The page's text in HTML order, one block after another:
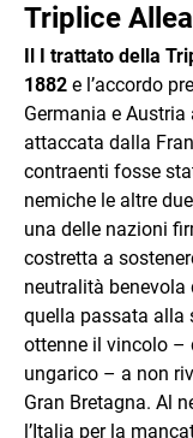
Triplice
Il I trattato della
1882 e l’accordo
Germania e
attaccata dalla
contraenti fosse
nemiche le altre
una delle nazioni
costretta a
neutralità benevola
quella passata alla
ottenne il vincolo –
ungarico – a non
Gran Bretagna. Al
l’Italia per la